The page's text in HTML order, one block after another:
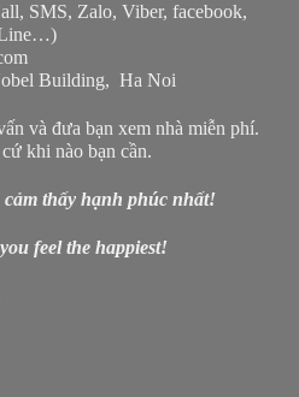
SMS, Zalo, Viber, facebook,
Line…)
Building, Ha Noi
và đưa bạn xem nhà miễn phí.
khi nào bạn cần.
thấy hạnh phúc nhất!
feel the happiest!